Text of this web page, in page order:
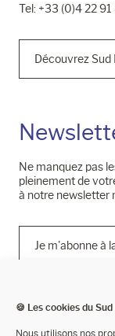
🍪 Les cookies du
Nous utilisons nos
Tel: +33 (0)4 22
Découvrez Sud
Ne manquez pas
pleinement de
à notre newsletter
Je m'abonne à
Mentions légales